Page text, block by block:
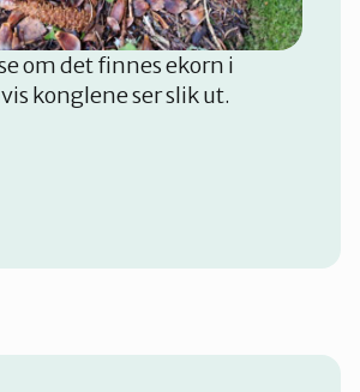
om det finnes ekorn i
konglene ser slik ut.